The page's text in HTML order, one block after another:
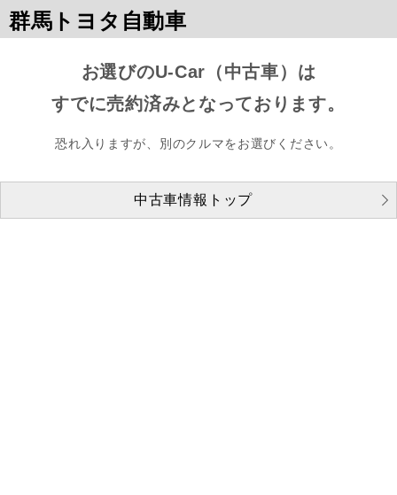
群馬トヨタ自動車
お選びのU-Car（中古車）は
すでに売約済みとなっております。
恐れ入りますが、別のクルマをお選びください。
中古車情報トップ